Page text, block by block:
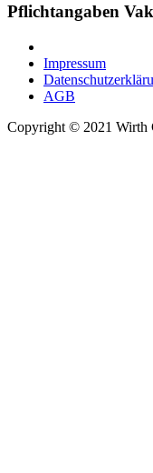
Pflichtangaben
Impressum
AGB
Copyright © 2021 Wirth